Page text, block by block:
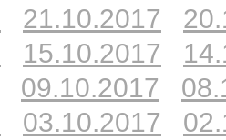
21.10.2017
15.10.2017
09.10.2017
03.10.2017